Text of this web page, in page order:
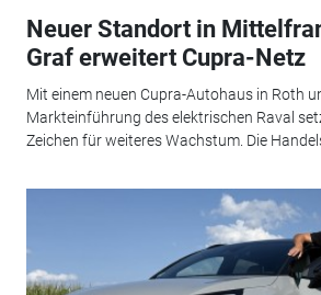
Neuer Standort in
Graf erweitert Cupra-Netz
Mit einem neuen Cupra-Autohaus in Roth
Markteinführung des elektrischen Raval
Zeichen für weiteres Wachstum. Die